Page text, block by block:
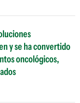
y se ha convertido
oncológicos,